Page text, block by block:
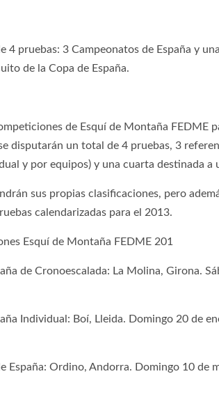
4 pruebas: 3 Campeonatos de España y
de la Copa de España.
de Esquí de Montaña FEDME
disputarán un total de 4 pruebas, 3
y por equipos) y una cuarta destinada a
sus propias clasificaciones, pero
calendarizadas para el 2013.
Esquí de Montaña FEDME 201
de Cronoescalada: La Molina, Girona.
Individual: Boí, Lleida. Domingo 20 de
España: Ordino, Andorra. Domingo 10 de